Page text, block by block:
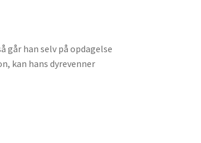
han selv på opdagelse
kan hans dyrevenner